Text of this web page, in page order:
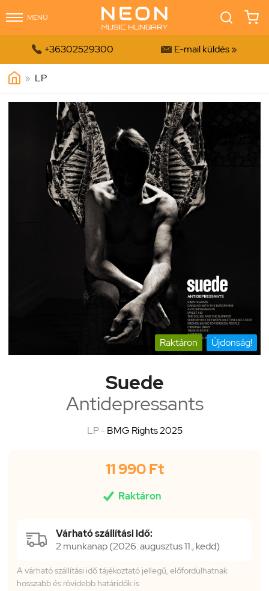
MENÜ
 +36302529300  E-mail küldés »
» LP
Raktáron Újdonság!
Suede
Antidepressants
LP -BMG Rights 2025
11 990 Ft
 Raktáron
Várható szállítási idő:
2 munkanap (2026. augusztus 11., kedd)
A várható szállítási idő tájékoztató jellegű, előfordulhatnak
hosszabb és rövidebb határidők is